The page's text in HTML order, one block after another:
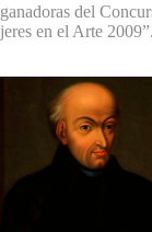
del
en el Arte 2009”.